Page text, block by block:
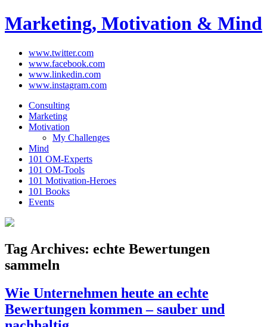
Marketing, Motivation & Mind
www.twitter.com
www.facebook.com
www.linkedin.com
www.instagram.com
Consulting
Marketing
Motivation
My Challenges
Mind
101 OM-Experts
101 OM-Tools
101 Motivation-Heroes
101 Books
Events
Tag Archives: echte Bewertungen
sammeln
Wie Unternehmen heute an echte
Bewertungen kommen – sauber und